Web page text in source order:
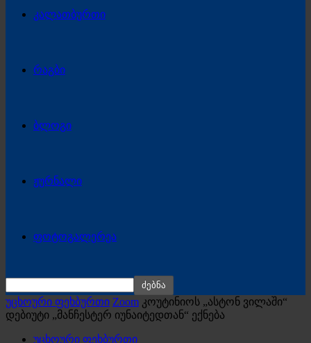
კალათბურთი
რაგბი
ბლოგი
ჟურნალი
ფოტოგალერეა
უცხოური ფეხბურთი Zoom კოუტინიოს „ასტონ ვილაში“
დებიუტი „მანჩესტერ იუნაიტედთან“ ექნება
უცხოური ფეხბურთი